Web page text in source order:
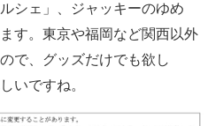
シェ」、ジャッキーのゆめ
す。東京や福岡など関西以外
で、グッズだけでも欲し
いですね。